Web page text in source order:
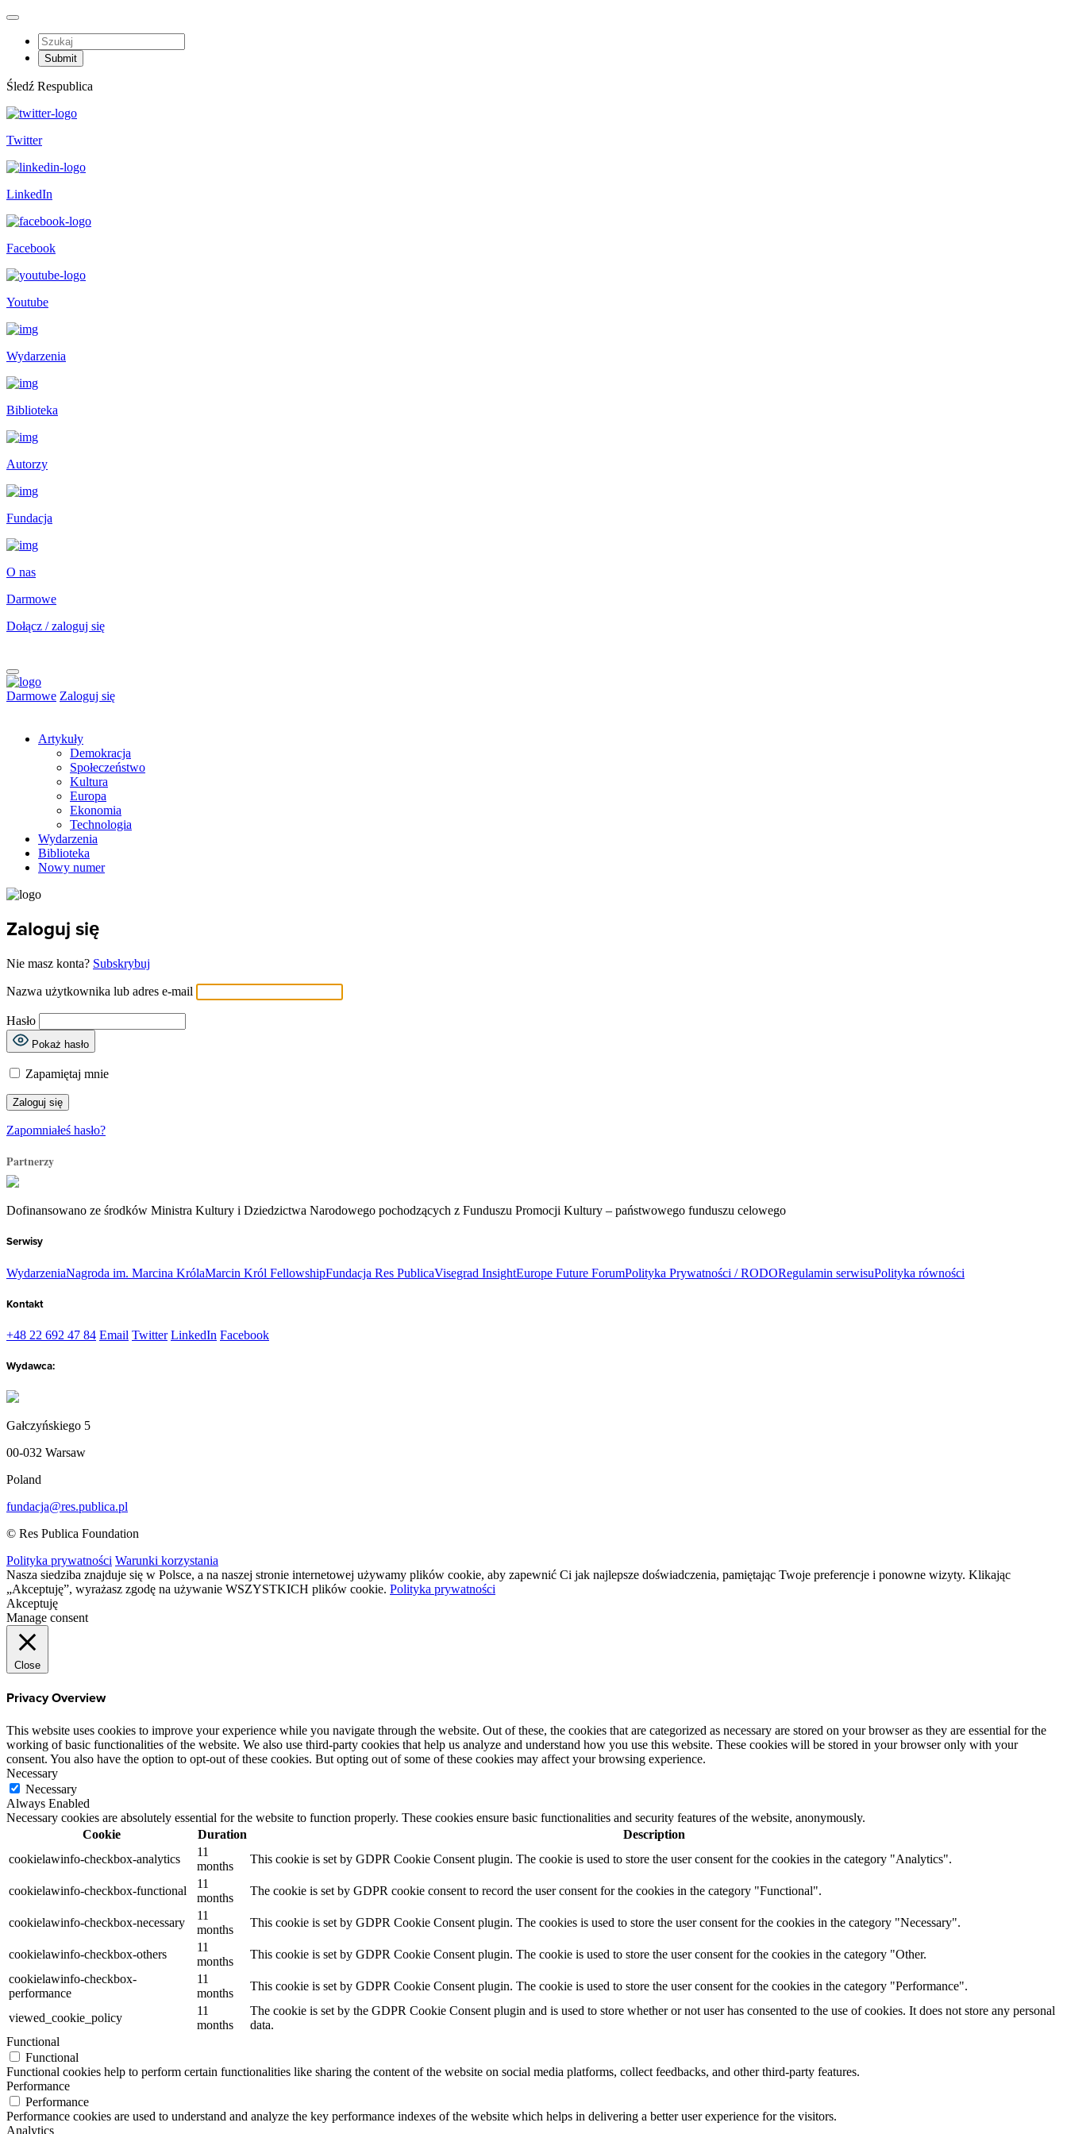
Śledź Respublica
Twitter
LinkedIn
Facebook
Youtube
Wydarzenia
Biblioteka
Autorzy
Fundacja
O nas
Darmowe
Dołącz / zaloguj się
Darmowe Zaloguj się
Artykuły
Demokracja
Społeczeństwo
Kultura
Europa
Ekonomia
Technologia
Wydarzenia
Biblioteka
Nowy numer
Zaloguj się
Nie masz konta? Subskrybuj
Nazwa użytkownika lub adres e-mail
Hasło
Pokaż hasło
Zapamiętaj mnie
Zapomniałeś hasło?
Partnerzy
Dofinansowano ze środków Ministra Kultury i Dziedzictwa Narodowego pochodzących z Funduszu Promocji Kultury – państwowego funduszu celowego
Serwisy
WydarzeniaNagroda im. Marcina KrólaMarcin Król FellowshipFundacja Res PublicaVisegrad InsightEurope Future ForumPolityka Prywatności / RODORegulamin serwisuPolityka równości
Kontakt
+48 22 692 47 84 Email Twitter LinkedIn Facebook
Wydawca:
Gałczyńskiego 5
00-032 Warsaw
Poland
fundacja@res.publica.pl
© Res Publica Foundation
Polityka prywatności Warunki korzystania
Nasza siedziba znajduje się w Polsce, a na naszej stronie internetowej używamy plików cookie, aby zapewnić Ci jak najlepsze doświadczenia, pamiętając Twoje preferencje i ponowne wizyty. Klikając
„Akceptuję”, wyrażasz zgodę na używanie WSZYSTKICH plików cookie. Polityka prywatności
Akceptuję
Manage consent
Close
Privacy Overview
This website uses cookies to improve your experience while you navigate through the website. Out of these, the cookies that are categorized as necessary are stored on your browser as they are essential for the
working of basic functionalities of the website. We also use third-party cookies that help us analyze and understand how you use this website. These cookies will be stored in your browser only with your
consent. You also have the option to opt-out of these cookies. But opting out of some of these cookies may affect your browsing experience.
Necessary
Necessary
Always Enabled
Necessary cookies are absolutely essential for the website to function properly. These cookies ensure basic functionalities and security features of the website, anonymously.
Cookie
Duration
Description
cookielawinfo-checkbox-analytics
11
months
This cookie is set by GDPR Cookie Consent plugin. The cookie is used to store the user consent for the cookies in the category "Analytics".
cookielawinfo-checkbox-functional
11
months
The cookie is set by GDPR cookie consent to record the user consent for the cookies in the category "Functional".
cookielawinfo-checkbox-necessary
11
months
This cookie is set by GDPR Cookie Consent plugin. The cookies is used to store the user consent for the cookies in the category "Necessary".
cookielawinfo-checkbox-others
11
months
This cookie is set by GDPR Cookie Consent plugin. The cookie is used to store the user consent for the cookies in the category "Other.
cookielawinfo-checkbox-
performance
11
months
This cookie is set by GDPR Cookie Consent plugin. The cookie is used to store the user consent for the cookies in the category "Performance".
viewed_cookie_policy
11
months
The cookie is set by the GDPR Cookie Consent plugin and is used to store whether or not user has consented to the use of cookies. It does not store any personal
data.
Functional
Functional
Functional cookies help to perform certain functionalities like sharing the content of the website on social media platforms, collect feedbacks, and other third-party features.
Performance
Performance
Performance cookies are used to understand and analyze the key performance indexes of the website which helps in delivering a better user experience for the visitors.
Analytics